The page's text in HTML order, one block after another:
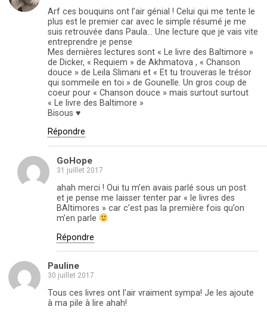
Arf ces bouquins ont l’air génial ! Celui qui me tente le
plus est le premier car avec le simple résumé je me
suis retrouvée dans Paula… Une lecture que je vais vite
entreprendre je pense
Mes dernières lectures sont « Le livre des Baltimore »
de Dicker, « Requiem » de Akhmatova , « Chanson
douce » de Leila Slimani et « Et tu trouveras le trésor
qui sommeile en toi » de Gounelle. Un gros coup de
coeur pour « Chanson douce » mais surtout surtout
« Le livre des Baltimore »
Bisous ♥
Répondre
GoHope
31 juillet 2017
ahah merci ! Oui tu m’en avais parlé sous un post
et je pense me laisser tenter par « le livres des
BAltimores » car c’est pas la première fois qu’on
m’en parle
Répondre
Pauline
30 juillet 2017
Tous ces livres ont l’air vraiment sympa! Je les ajoute
à ma pile à lire ahah!